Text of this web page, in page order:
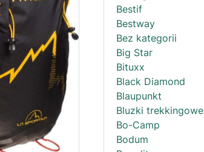
Bestif
Bestway
Bez kategorii
Big Star
Bituxx
Black Diamond
Blaupunkt
Bluzki trekkingowe
Bo-Camp
Bodum